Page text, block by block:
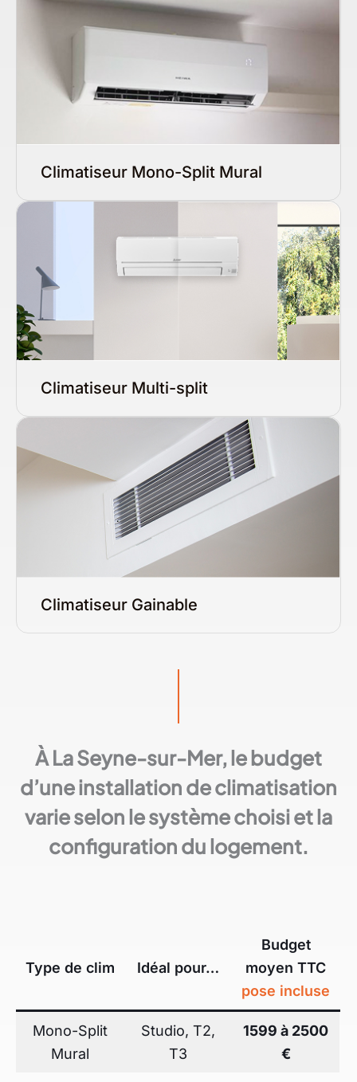
Climatiseur Mono-Split Mural
Climatiseur Multi-split
Climatiseur Gainable
À La Seyne-sur-Mer, le budget
d’une installation de climatisation
varie selon le système choisi et la
configuration du logement.
Type de clim Idéal pour…
Budget
moyen TTC
pose incluse
Mono-Split
Mural
Studio, T2,
T3
1599 à 2500
€